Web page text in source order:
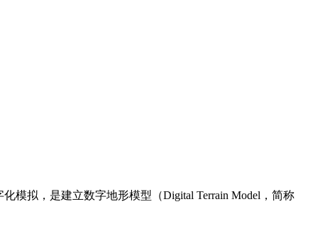
模拟，是建立数字地形模型（Digital Terrain Model，简称